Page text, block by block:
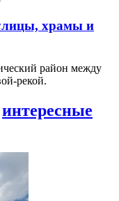
храмы и
район между
рекой.
интересные